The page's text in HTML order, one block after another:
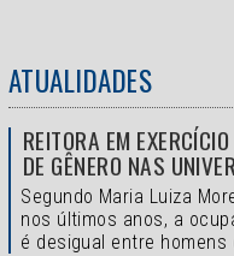
ATUALIDADES
REITORA EM
DE GÊNERO NAS
Segundo Maria Luiza
nos últimos anos, a
é desigual entre homens